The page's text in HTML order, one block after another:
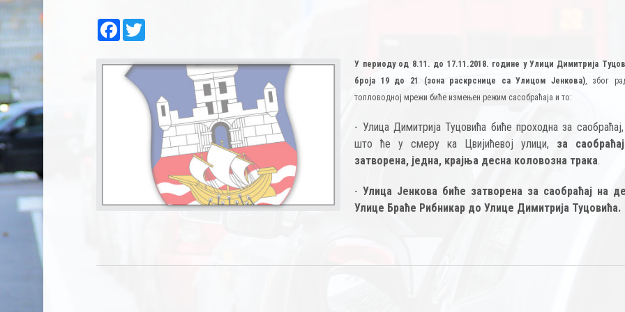
Facebook
У периоду од 8.11. до 17.11.2018. године у Улици Димитрија
броја 19 до 21 (зона раскрснице са Улицом Јенкова), због
топловодној мрежи биће измењен режим сасобраћаја и то:
- Улица Димитрија Туцовића биће проходна за
што ће у смеру ка Цвијићевој улици, за
затворена, једна, крајња десна коловозна трака.
-Улица Јенкова биће затворена за саобраћај на
Улице Браће Рибникар до Улице Димитрија Туцовића.